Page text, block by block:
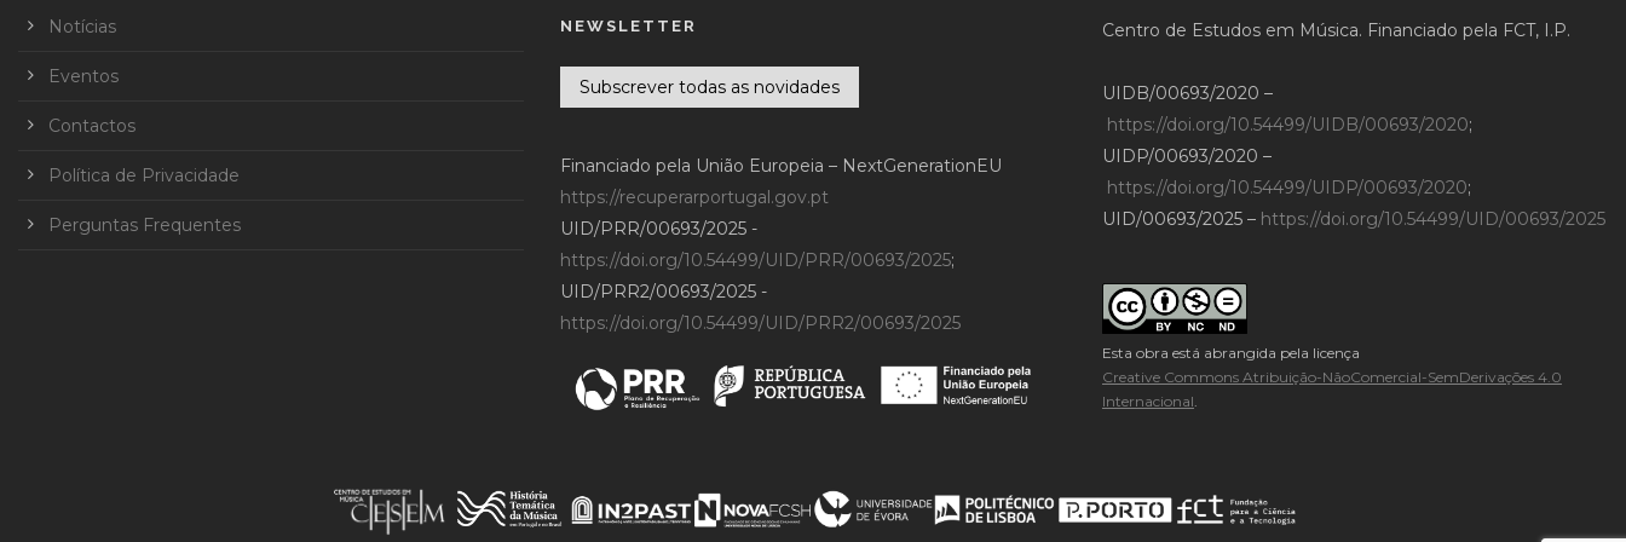
Notícias
Eventos
Contactos
Política de Privacidade
Perguntas Frequentes
NEWSLETTER
Subscrever todas as novidades
Financiado pela União Europeia – NextGenerationEU
https://recuperarportugal.gov.pt
UID/PRR/00693/2025 -
https://doi.org/10.54499/UID/PRR/00693/2025;
UID/PRR2/00693/2025 -
https://doi.org/10.54499/UID/PRR2/00693/2025
Centro de Estudos em Música. Financiado pela FCT, I.P.
UIDB/00693/2020 –
https://doi.org/10.54499/UIDB/00693/2020;
UIDP/00693/2020 –
https://doi.org/10.54499/UIDP/00693/2020;
UID/00693/2025 – https://doi.org/10.54499/UID/00693/2025
Esta obra está abrangida pela licença
Creative Commons Atribuição-NãoComercial-SemDerivações 4.0
Internacional.